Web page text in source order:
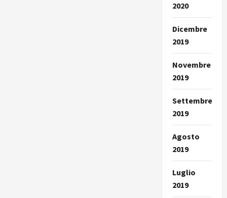
2020
Dicembre
2019
Novembre
2019
Settembre
2019
Agosto
2019
Luglio
2019